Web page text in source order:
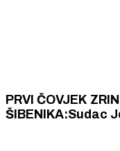
PRVI ČOVJEK
ŠIBENIKA:Sudac